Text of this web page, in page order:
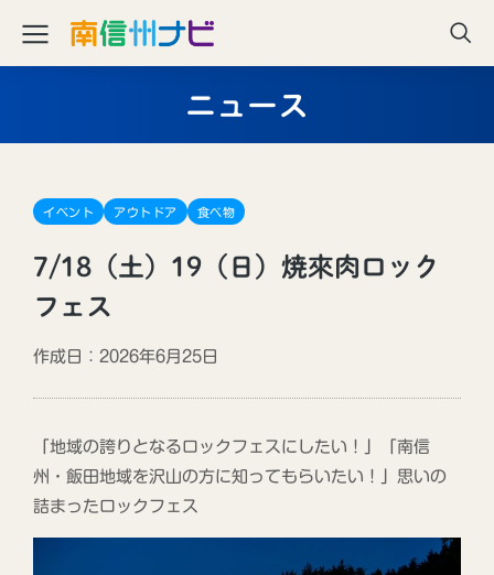
ニュース
イベント アウトドア 食べ物
7/18（土）19（日）焼來肉ロック
フェス
作成日：2026年6月25日
「地域の誇りとなるロックフェスにしたい！」「南信
州・飯田地域を沢山の方に知ってもらいたい！」思いの
詰まったロックフェス